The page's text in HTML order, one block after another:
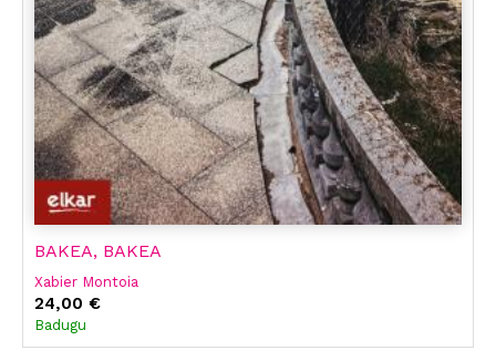
BAKEA, BAKEA
Xabier Montoia
24,00 €
Badugu